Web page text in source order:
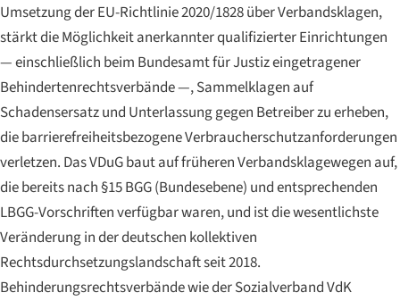
Umsetzung der EU-Richtlinie 2020/1828 über Verbandsklagen,
stärkt die Möglichkeit anerkannter qualifizierter Einrichtungen
— einschließlich beim Bundesamt für Justiz eingetragener
Behindertenrechtsverbände —, Sammelklagen auf
Schadensersatz und Unterlassung gegen Betreiber zu erheben,
die barrierefreiheitsbezogene Verbraucherschutzanforderungen
verletzen. Das VDuG baut auf früheren Verbandsklagewegen auf,
die bereits nach §15 BGG (Bundesebene) und entsprechenden
LBGG-Vorschriften verfügbar waren, und ist die wesentlichste
Veränderung in der deutschen kollektiven
Rechtsdurchsetzungslandschaft seit 2018.
Behinderungsrechtsverbände wie derSozialverband VdK